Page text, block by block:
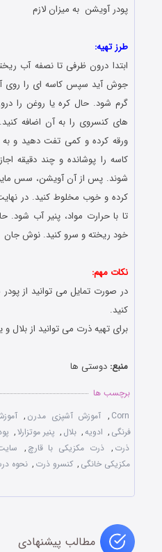
پودر آویشن به میزان لازم
طرز تهیه:
ابتدا درون ظرفی تا نصفه آب
جوش آید سپس کاسه ای را روی
گرم شود. حال کره یا روغن را
های کنسروی را به آن اضافه
ورقه کرده و کمی تفت دهید و به
کاسه را پوشانده و چند دقیقه
شوند. پس از آن آویشن، سس
کرده و خوب مخلوط کنید. در نهایت
تا با حرارت مواد، پنیر آب
خود ریخته و سرو کنید. نوش جان
نکات مهم:
در صورت تمایل می توانید از
کنید.
برای تهیه ذرت می توانید از بلال
منبع: دوستی ها
برچسب ها
Corn
, آموزش آشپزی مدرن ,
فرنگی , ادویه, بلال , پنیر موتزارلا,
ذرت , ذرت مکزیکی با قارچ ,
مکزیکی خانگی , کنسرو ذرت , نحوه
مطالب پیشنهادی